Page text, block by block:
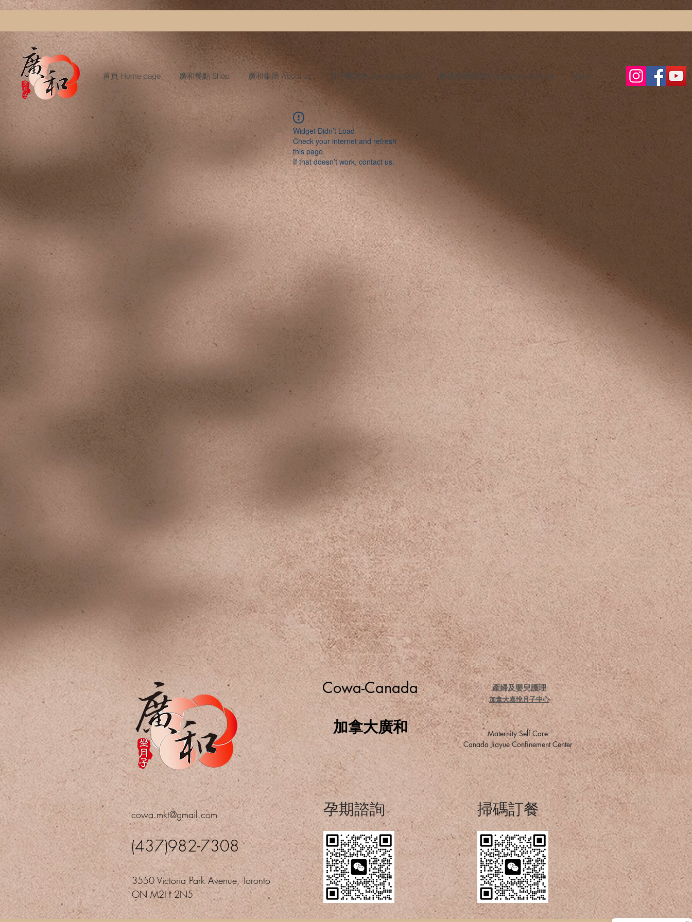
首頁 Home page 廣和餐點 Shop 廣和集团 About us 月子餐試吃 Sampling Meal 媽媽產後護理 Postpartum Service More
Widget Didn’t Load
Check your internet and refresh
this page.
If that doesn’t work, contact us.
Cowa-Canada
加拿大廣和
​產婦及嬰兒護理
加拿大嘉悅月子中心
​Maternity Self Care
​Canada Jiayue Confinement Center
cowa.mkt@gmail.com
(437)982-7308
3550 Victoria Park Avenue, Toronto
ON M2H 2N5
​孕期諮詢 掃碼訂餐